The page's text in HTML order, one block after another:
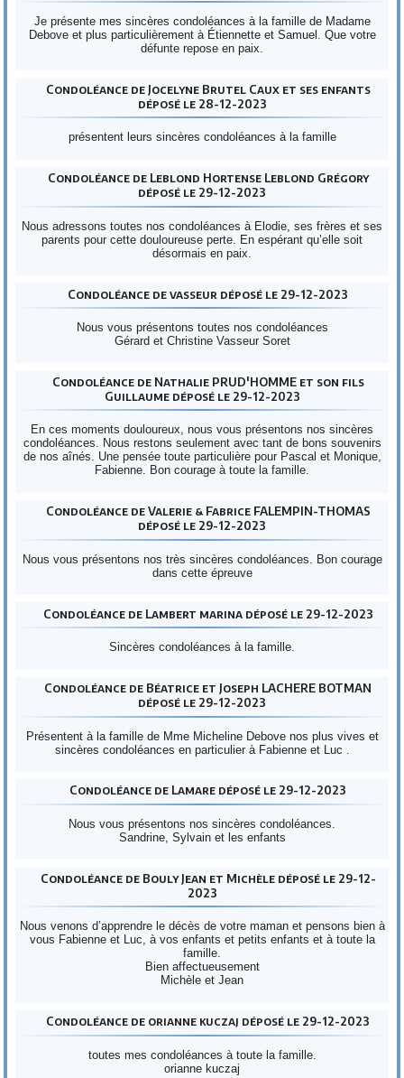
Je présente mes sincères condoléances à la famille de Madame
Debove et plus particulièrement à Étiennette et Samuel. Que votre
défunte repose en paix.
Condoléance de Jocelyne Brutel Caux et ses enfants
déposé le 28-12-2023
présentent leurs sincères condoléances à la famille
Condoléance de Leblond Hortense Leblond Grégory
déposé le 29-12-2023
Nous adressons toutes nos condoléances à Elodie, ses frères et ses
parents pour cette douloureuse perte. En espérant qu’elle soit
désormais en paix.
Condoléance de vasseur déposé le 29-12-2023
Nous vous présentons toutes nos condoléances
Gérard et Christine Vasseur Soret
Condoléance de Nathalie PRUD'HOMME et son fils
Guillaume déposé le 29-12-2023
En ces moments douloureux, nous vous présentons nos sincères
condoléances. Nous restons seulement avec tant de bons souvenirs
de nos aînés. Une pensée toute particulière pour Pascal et Monique,
Fabienne. Bon courage à toute la famille.
Condoléance de Valerie & Fabrice FALEMPIN-THOMAS
déposé le 29-12-2023
Nous vous présentons nos très sincères condoléances. Bon courage
dans cette épreuve
Condoléance de Lambert marina déposé le 29-12-2023
Sincères condoléances à la famille.
Condoléance de Béatrice et Joseph LACHERE BOTMAN
déposé le 29-12-2023
Présentent à la famille de Mme Micheline Debove nos plus vives et
sincères condoléances en particulier à Fabienne et Luc .
Condoléance de Lamare déposé le 29-12-2023
Nous vous présentons nos sincères condoléances.
Sandrine, Sylvain et les enfants
Condoléance de Bouly Jean et Michèle déposé le 29-12-
2023
Nous venons d’apprendre le décès de votre maman et pensons bien à
vous Fabienne et Luc, à vos enfants et petits enfants et à toute la
famille.
Bien affectueusement
Michèle et Jean
Condoléance de orianne kuczaj déposé le 29-12-2023
toutes mes condoléances à toute la famille.
orianne kuczaj